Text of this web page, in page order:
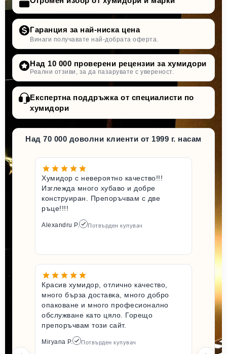
Гаранция за най-ниска цена
Винаги получавате най-добрата оферта.
Над 10 000 проверени рецензии за хумидори
Реални отзиви, за да пазарувате с увереност.
Експертна поддръжка от специалисти по
хумидори
Над 70 000 доволни клиенти от 1999 г. насам
Хумидор с невероятно качество!!!
Изглежда много хубаво и добре
конструиран. Препоръчвам с две
ръце!!!!
Alexandru P. Потвърден купувач
Красив хумидор, отлично качество,
много бърза доставка, много добро
опаковане и много професионално
обслужване като цяло. Горещо
препоръчвам този сайт.
Miryana P. Потвърден купувач